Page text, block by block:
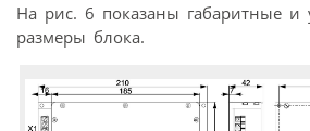
На рис. 6 показаны габаритные и
размеры блока.